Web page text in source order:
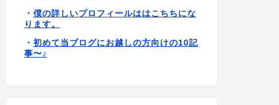
・ 僕の詳しいプロフィールははこちちにな
ります。
・ 初めて当ブログにお越しの方向けの10記
事〜♪